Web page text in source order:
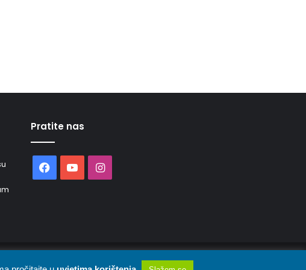
Pratite nas
Facebook
YouTubeInstagram
O nama Uvjeti korištenja Oglašavanje